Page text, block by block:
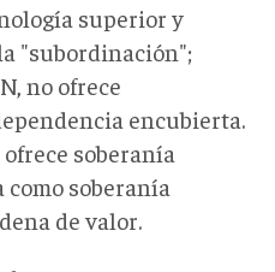
superior y
"subordinación";
no ofrece
encubierta.
ofrece soberanía
soberanía
de valor.